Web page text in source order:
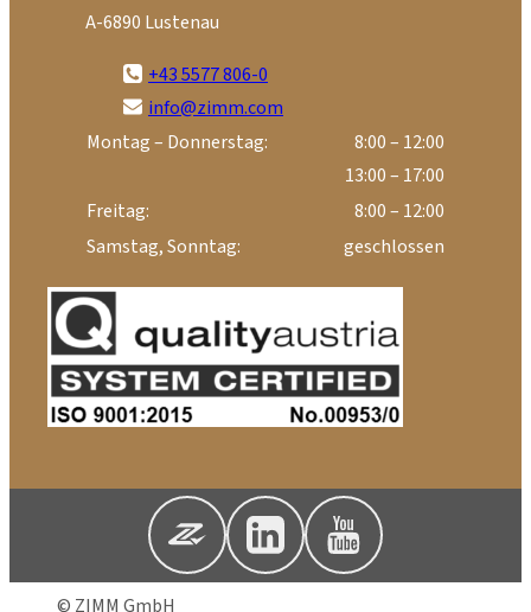
A-6890 Lustenau
+43 5577 806-0
info@zimm.com
Montag – Donnerstag:
8:00 – 12:00
13:00 – 17:00
Freitag:
8:00 – 12:00
Samstag, Sonntag:
geschlossen
© ZIMM GmbH